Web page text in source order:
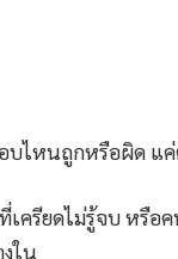
หนถูกหรือผิด แค่ต้
รียดไม่รู้จบ หรือค
ใน